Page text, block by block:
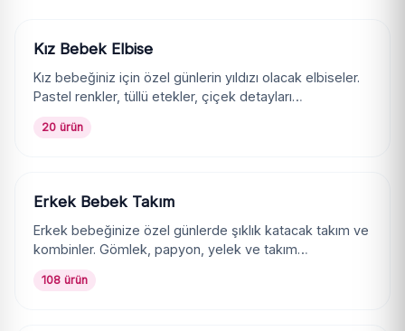
Kız Bebek Elbise
Kız bebeğiniz için özel günlerin yıldızı olacak elbiseler.
Pastel renkler, tüllü etekler, çiçek detayları…
20 ürün
Erkek Bebek Takım
Erkek bebeğinize özel günlerde şıklık katacak takım ve
kombinler. Gömlek, papyon, yelek ve takım…
108 ürün